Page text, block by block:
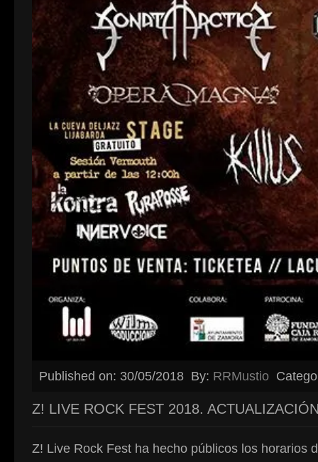
Published on: 30/05/2018 By: RRMustio
Z! LIVE ROCK FEST 2018.
Z! Live Rock Fest ha hecho públicos los horarios